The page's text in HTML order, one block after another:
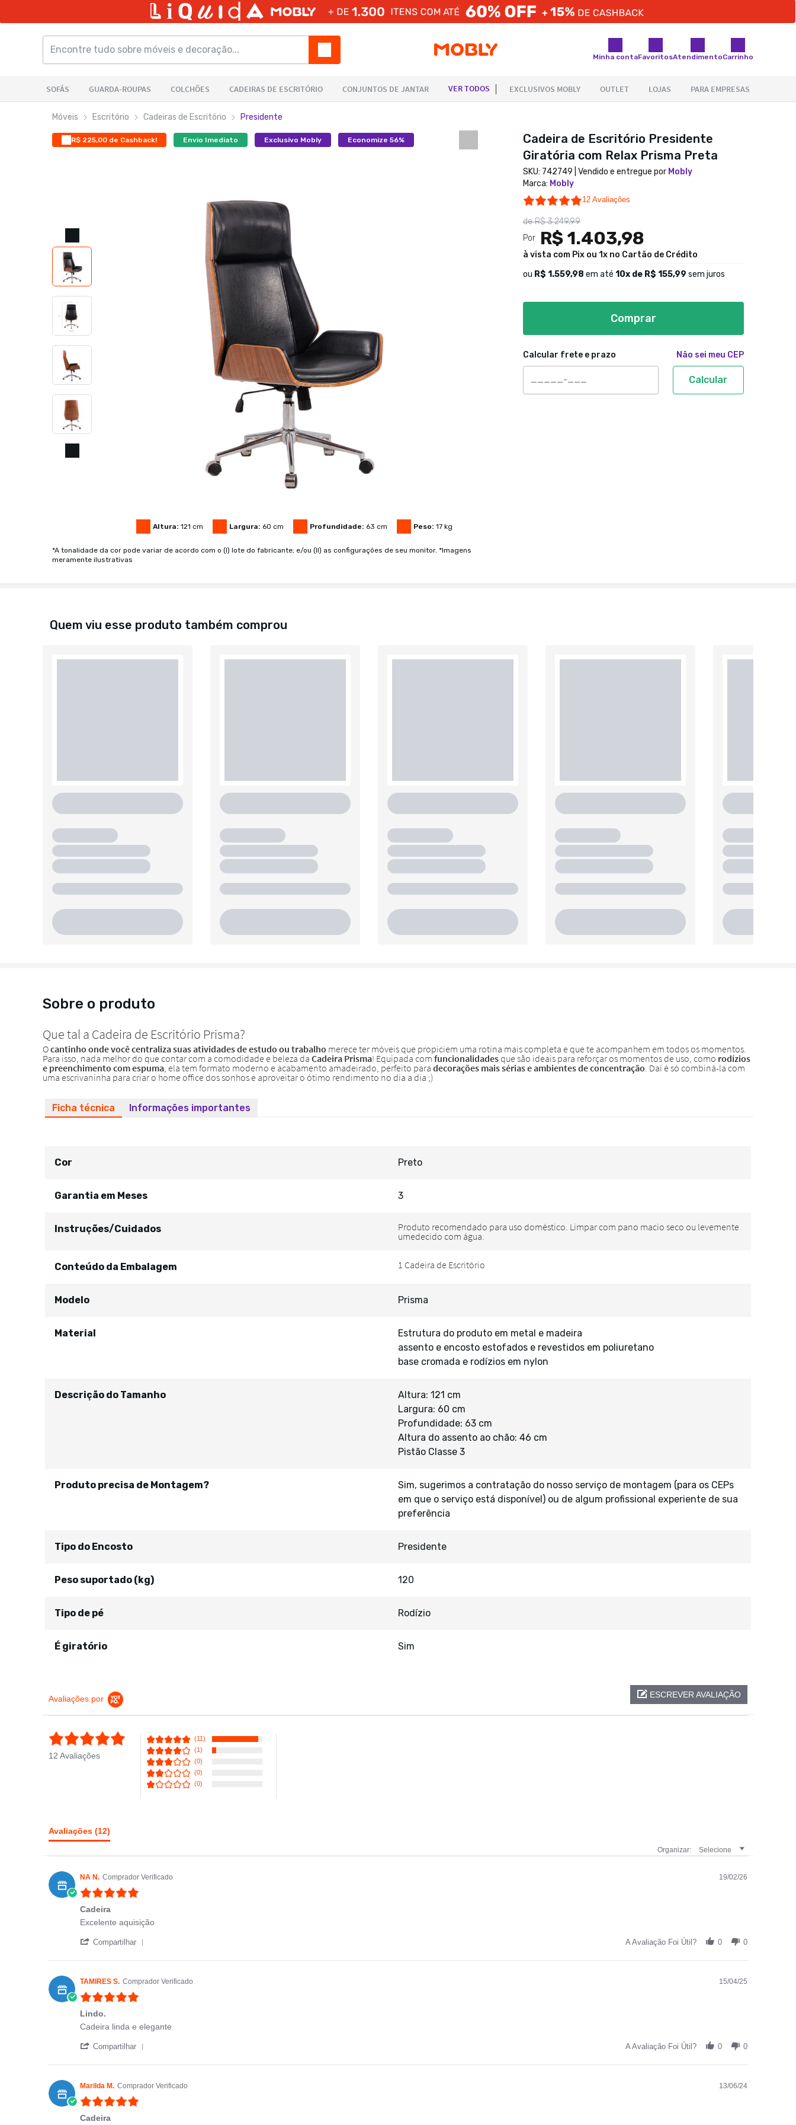
Minha contaFavoritosAtendimentoCarrinho
Móveis Escritório Cadeiras de Escritório Presidente
R$ 225,00 de Cashback! Envio Imediato Exclusivo Mobly Economize 56%
Altura: 121 cm Largura: 60 cm Profundidade: 63 cm Peso: 17 kg
*A tonalidade da cor pode variar de acordo com o (I) lote do fabricante; e/ou (II) as configurações de seu monitor. *Imagens
meramente ilustrativas
Cadeira de Escritório Presidente
Giratória com Relax Prisma Preta
SKU: 742749 | Vendido e entregue por Mobly
Marca: Mobly
4.9 star rating
12 Avaliações
deR$ 3.249,99
Por
R$ 1.403,98
à vista com Pix ou 1x no Cartão de Crédito
ou R$ 1.559,98 em até 10x de R$ 155,99 sem juros
Comprar
Calcular frete e prazo Não sei meu CEP
Calcular
Quem viu esse produto também comprou
Sobre o produto
Ficha técnica Informações importantes
Cor Preto
Garantia em Meses 3
Instruções/Cuidados
Conteúdo da Embalagem
Modelo Prisma
Material
Estrutura do produto em metal e madeira
assento e encosto estofados e revestidos em poliuretano
base cromada e rodízios em nylon
Descrição do Tamanho
Altura: 121 cm
Largura: 60 cm
Profundidade: 63 cm
Altura do assento ao chão: 46 cm
Pistão Classe 3
Produto precisa de Montagem?
Sim, sugerimos a contratação do nosso serviço de montagem (para os CEPs
em que o serviço está disponível) ou de algum profissional experiente de sua
preferência
Tipo do Encosto Presidente
Peso suportado (kg) 120
Tipo de pé Rodízio
É giratório Sim
Avaliações por ESCREVER AVALIAÇÃO
4.9 star rating
12 Avaliações
(11)
(1)
(0)
(0)
(0)
Avaliações (12)
Organizar: Selecione
NA N. Comprador Verificado 19/02/26
Cadeira
Review by NA N. on 19 Feb 2026
review stating Cadeira
Excelente aquisição
Compartilhar A Avaliação Foi Útil? 0 0
TAMIRES S. Comprador Verificado 15/04/25
Lindo.
Review by TAMIRES S. on 15 Apr 2025
review stating Lindo.
Cadeira linda e elegante
Compartilhar A Avaliação Foi Útil? 0 0
Marilda M. Comprador Verificado 13/06/24
Cadeira